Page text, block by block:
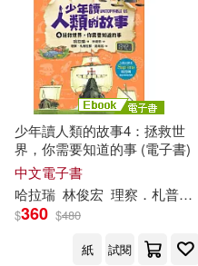
配送方式 (可複選)
可超商取貨(2)
可港澳店取(2)
可新加坡店取(2)
可菲律賓店取(2)
少年讀人類的故事4：拯救世
界，你需要知道的事 (電子書)
中文電子書
哈拉瑞 林俊宏 理察．札普拉那．路易茲（Ricard Zaplana Ruiz）
$360 $480
紙
試閱